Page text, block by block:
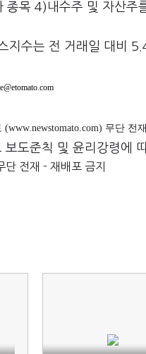
목 4)내수주 및 자산주
지수는 전 거래일 대비
무단 전
보도준칙 및 윤리강령에
전재 - 재배포 금지